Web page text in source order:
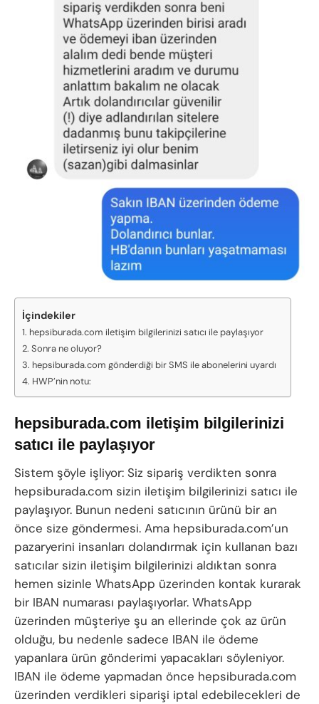
İçindekiler
hepsiburada.com iletişim bilgilerinizi satıcı ile paylaşıyor
Sonra ne oluyor?
hepsiburada.com gönderdiği bir SMS ile abonelerini uyardı
HWP’nin notu:
hepsiburada.com iletişim bilgilerinizi
satıcı ile paylaşıyor
Sistem şöyle işliyor: Siz sipariş verdikten sonra
hepsiburada.com sizin iletişim bilgilerinizi satıcı ile
paylaşıyor. Bunun nedeni satıcının ürünü bir an
önce size göndermesi. Ama hepsiburada.com’un
pazaryerini insanları dolandırmak için kullanan bazı
satıcılar sizin iletişim bilgilerinizi aldıktan sonra
hemen sizinle WhatsApp üzerinden kontak kurarak
bir IBAN numarası paylaşıyorlar. WhatsApp
üzerinden müşteriye şu an ellerinde çok az ürün
olduğu, bu nedenle sadece IBAN ile ödeme
yapanlara ürün gönderimi yapacakları söyleniyor.
IBAN ile ödeme yapmadan önce hepsiburada.com
üzerinden verdikleri siparişi iptal edebilecekleri de